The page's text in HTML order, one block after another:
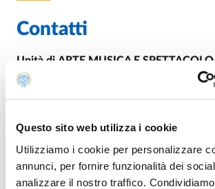
Questo sito web utilizza i cookie
Utilizziamo i cookie per personalizzare
annunci, per fornire funzionalità dei
analizzare il nostro traffico.
Contatti
Unità di ARTE MUSICA E SPETTACOLO
Plesso della Pilotta
TEL: +39 0521 033465
Coordinatore di Unità
RUSSO Paolo